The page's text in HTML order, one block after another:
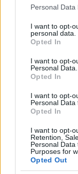
Please note that
not limited to your
grant or deny
use your data for
consent section.
Personal
I want to opt-
personal data.
Opted In
I want to opt-
Personal Data.
Opted In
I want to opt-
Personal Data
Opted In
I want to opt-
Retention,
Personal
Purposes for
Opted Out
Az
Szólj hozzá!
A